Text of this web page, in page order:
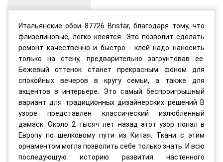
Итальянские обои 87726 Bristar, благодаря тому, что
флизелиновые, легко клеятся. Это позволит сделать
ремонт качественно и быстро - клей надо наносить
только на стену, предварительно загрунтовав ее.
Бежевый оттенок станет прекрасным фоном для
спокойных вечеров в кругу семьи, а также для
акцентов в интерьере. Это самый беспроигрышный
вариант для традиционных дизайнерских решений В
узоре представлен классический излюбленный
дамаск. Около 2 тысяч лет назад этот узор попал в
Европу по шелковому пути из Китая. Ткани с этим
орнаментом могла позволить себе только знать. И всю
последующую историю развития настенного